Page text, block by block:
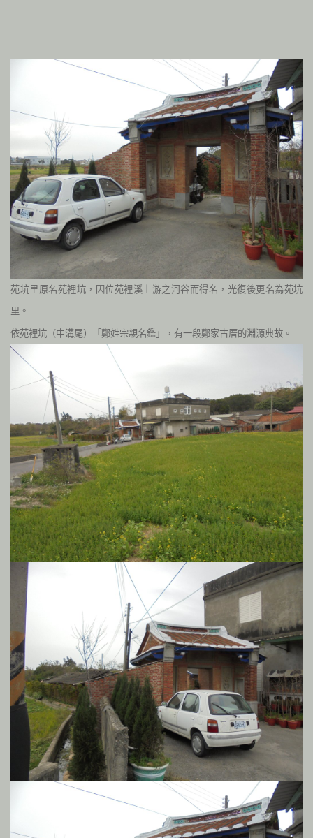
苑坑里原名苑裡坑，因位苑裡溪上游之河谷而得名，光復後更名為苑坑
里。
依苑裡坑（中溝尾）「鄭姓宗親名鑑」，有一段鄭家古厝的淵源典故。